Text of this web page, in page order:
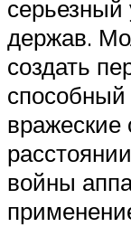
держав.
создать
войны